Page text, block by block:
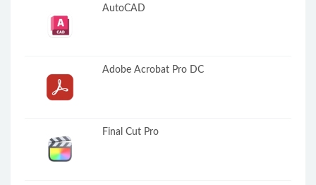
AutoCAD
Adobe Acrobat Pro DC
Final Cut Pro